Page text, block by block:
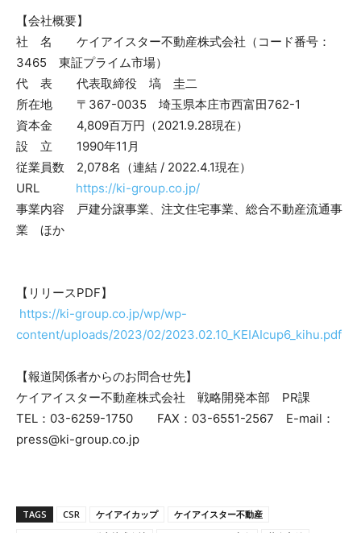
【会社概要】
社 名 ケイアイスター不動産株式会社（コード番号：
3465 東証プライム市場）
代 表 代表取締役 塙 圭二
所在地 〒367-0035 埼玉県本庄市西富田762-1
資本金 4,809百万円（2021.9.28現在）
設 立 1990年11月
従業員数 2,078名（連結 / 2022.4.1現在）
URL https://ki-group.co.jp/
事業内容 戸建分譲事業、注文住宅事業、総合不動産流通事
業 ほか
【リリースPDF】
https://ki-group.co.jp/wp/wp-
content/uploads/2023/02/2023.02.10_KEIAIcup6_kihu.pdf
【報道関係者からのお問合せ先】
ケイアイスター不動産株式会社 戦略開発本部 PR課
TEL：03-6259-1750 FAX：03-6551-2567 E-mail：
press@ki-group.co.jp
TAGS CSR ケイアイカップ
ケイアイスター不動産